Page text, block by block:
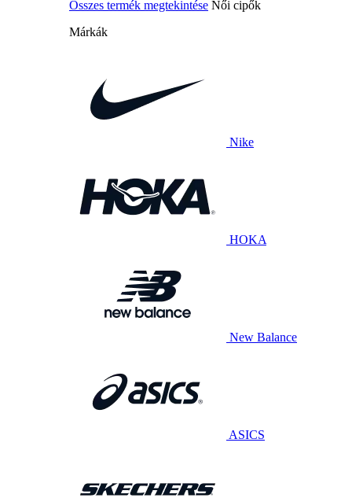
Összes termék megtekintése Női cipők
Márkák
Nike
HOKA
New Balance
ASICS